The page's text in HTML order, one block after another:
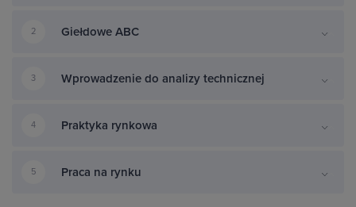
2 Giełdowe ABC
3 Wprowadzenie do analizy technicznej
4 Praktyka rynkowa
5 Praca na rynku